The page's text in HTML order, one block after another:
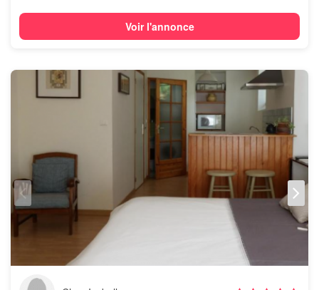
Voir l'annonce